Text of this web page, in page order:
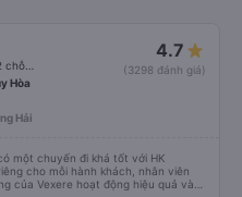
4.7
(3298 đánh giá)
Hòa
Hải
một chuyến đi khá tốt với HK
cho mỗi hành khách, nhân viên
của Vexere hoạt động hiệu quả và